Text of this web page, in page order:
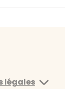
légales